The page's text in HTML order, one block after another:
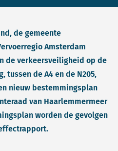
de gemeente
Amsterdam
de verkeersveiligheid op de
tussen de A4 en de N205,
nieuw bestemmingsplan
van Haarlemmermeer
worden de gevolgen